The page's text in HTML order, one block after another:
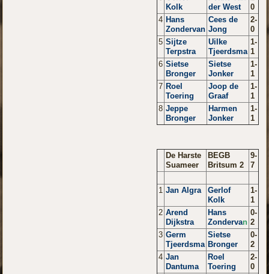
Kolk
der West
0
4 Hans
Zondervan
Cees de
Jong
2-
0
5 Sijtze
Terpstra
Uilke
Tjeerdsma
1-
1
6 Sietse
Bronger
Sietse
Jonker
1-
1
7 Roel
Toering
Joop de
Graaf
1-
1
8 Jeppe
Bronger
Harmen
Jonker
1-
1
De Harste
Suameer
BEGB
Britsum 2
9-
7
1 Jan Algra
Gerlof
Kolk
1-
1
2 Arend
Dijkstra
Hans
Zondervan
0-
2
3 Germ
Tjeerdsma
Sietse
Bronger
0-
2
4 Jan
Dantuma
Roel
Toering
2-
0